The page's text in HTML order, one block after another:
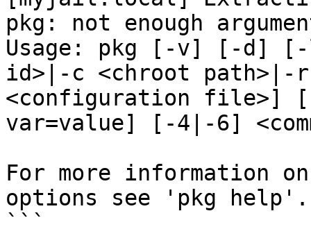
pkg: not enough
Usage: pkg [-v] [-d]
id>|-c <chroot
<configuration file>]
var=value] [-4|-6]
For more information
options see 'pkg help'.
```